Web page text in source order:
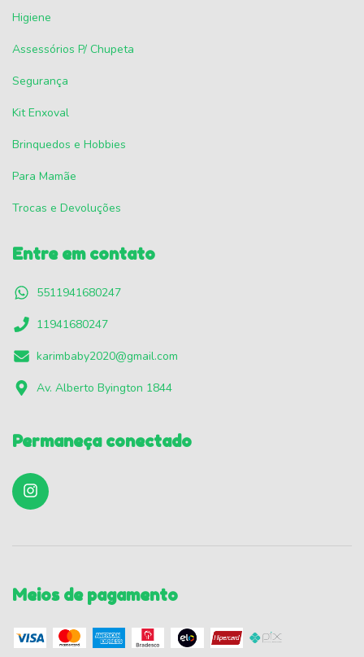
Higiene
Assessórios P/ Chupeta
Segurança
Kit Enxoval
Brinquedos e Hobbies
Para Mamãe
Trocas e Devoluções
Entre em contato
5511941680247
11941680247
karimbaby2020@gmail.com
Av. Alberto Byington 1844
Permaneça conectado
Meios de pagamento